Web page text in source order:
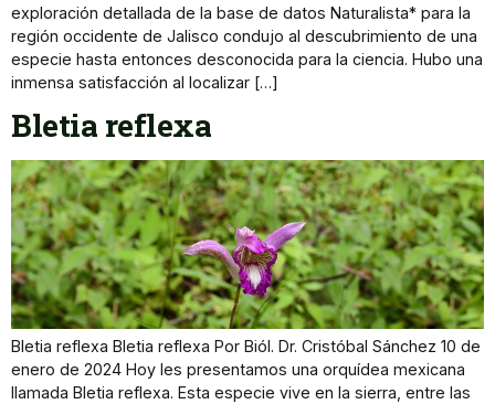
exploración detallada de la base de datos Naturalista* para la
región occidente de Jalisco condujo al descubrimiento de una
especie hasta entonces desconocida para la ciencia. Hubo una
inmensa satisfacción al localizar […]
Bletia reflexa
Bletia reflexa Bletia reflexa Por Biól. Dr. Cristóbal Sánchez 10 de
enero de 2024 Hoy les presentamos una orquídea mexicana
llamada Bletia reflexa. Esta especie vive en la sierra, entre las